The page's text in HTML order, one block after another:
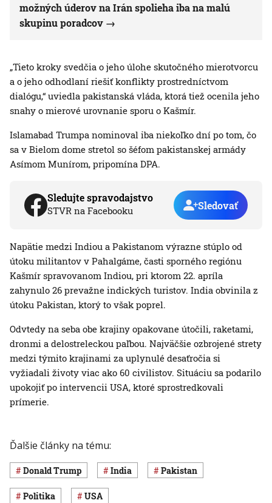
možných úderov na Irán spolieha iba na malú
skupinu poradcov
„Tieto kroky svedčia o jeho úlohe skutočného mierotvorcu
a o jeho odhodlaní riešiť konflikty prostredníctvom
dialógu,“ uviedla pakistanská vláda, ktorá tiež ocenila jeho
snahy o mierové urovnanie sporu o Kašmír.
Islamabad Trumpa nominoval iba niekoľko dní po tom, čo
sa v Bielom dome stretol so šéfom pakistanskej armády
Asímom Munírom, pripomína DPA.
Sledujte spravodajstvo
STVR na Facebooku Sledovať
Napätie medzi Indiou a Pakistanom výrazne stúplo od
útoku militantov v Pahalgáme, časti sporného regiónu
Kašmír spravovanom Indiou, pri ktorom 22. apríla
zahynulo 26 prevažne indických turistov. India obvinila z
útoku Pakistan, ktorý to však poprel.
Odvtedy na seba obe krajiny opakovane útočili, raketami,
dronmi a delostreleckou paľbou. Najväčšie ozbrojené strety
medzi týmito krajinami za uplynulé desaťročia si
vyžiadali životy viac ako 60 civilistov. Situáciu sa podarilo
upokojiť po intervencii USA, ktoré sprostredkovali
prímerie.
Ďalšie články na tému:
Donald Trump India Pakistan
Politika USA